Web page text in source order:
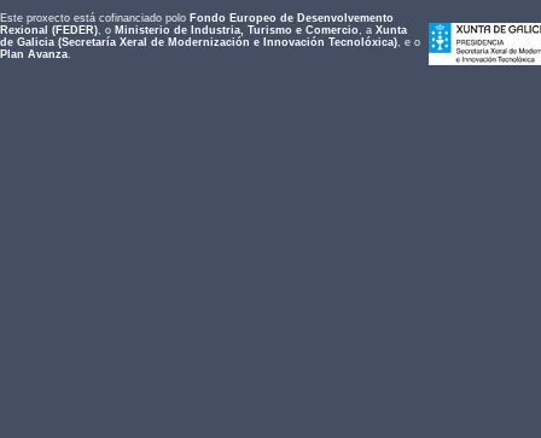
Este proxecto está cofinanciado polo Fondo Europeo de Desenvolvemento
Rexional (FEDER), o Ministerio de Industria, Turismo e Comercio, a Xunta
de Galicia (Secretaría Xeral de Modernización e Innovación Tecnolóxica), e o
Plan Avanza.